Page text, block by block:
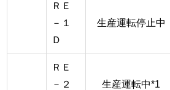
ＲＥ
－１
Ｄ
生産運転停止中
ＲＥ
－２
生産運転中*1